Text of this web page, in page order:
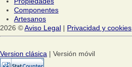
Componentes
Artesanos
2026 ©Aviso Legal | Privacidad y cookies
Version clásica | Versión móvil